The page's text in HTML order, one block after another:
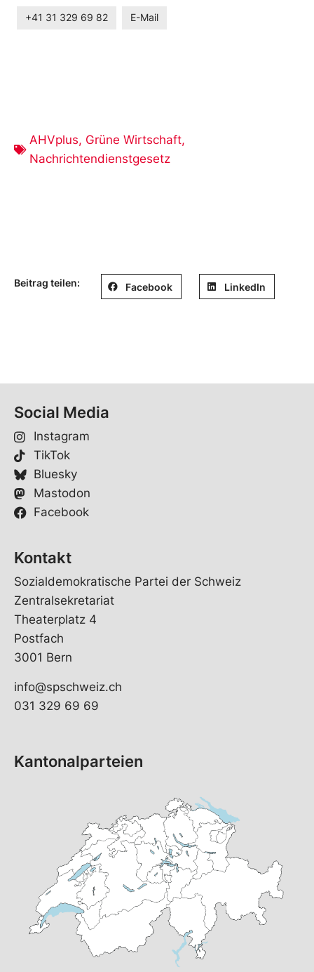
+41 31 329 69 82 E-Mail
AHVplus, Grüne Wirtschaft,
Nachrichtendienstgesetz
Beitrag teilen: Facebook LinkedIn
Social Media
Instagram
TikTok
Bluesky
Mastodon
Facebook
Kontakt
Sozialdemokratische Partei der Schweiz
Zentralsekretariat
Theaterplatz 4
Postfach
3001 Bern
info@spschweiz.ch
031 329 69 69
Kantonalparteien